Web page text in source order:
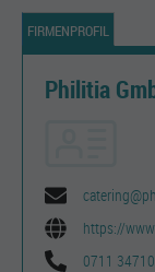
FIRMENPROFIL
Philitia
https://
0711